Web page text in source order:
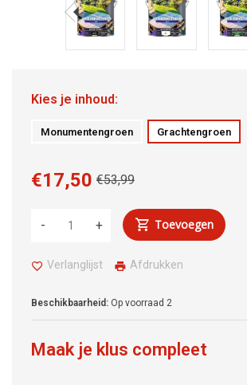
Kies je inhoud:
Monumentengroen Grachtengroen
€53,99
€17,50
+
- Toevoegen
Verlanglijst Afdrukken
Beschikbaarheid: Op voorraad 2
Maak je klus compleet